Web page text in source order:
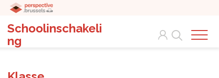
Schoolinschakeli
ng
Search